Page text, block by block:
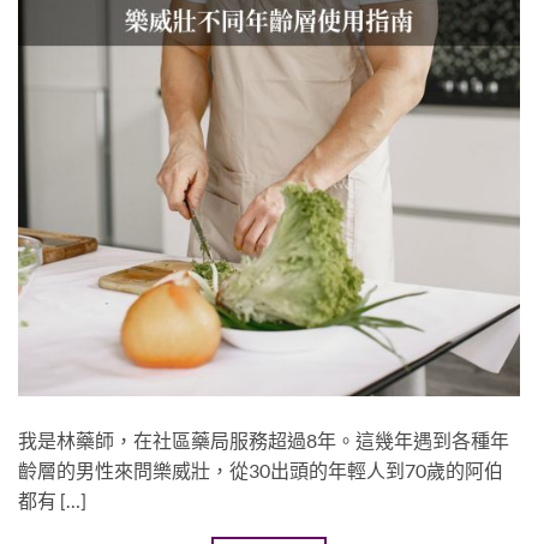
我是林藥師，在社區藥局服務超過8年。這幾年遇到各種年
齡層的男性來問樂威壯，從30出頭的年輕人到70歲的阿伯
都有 […]